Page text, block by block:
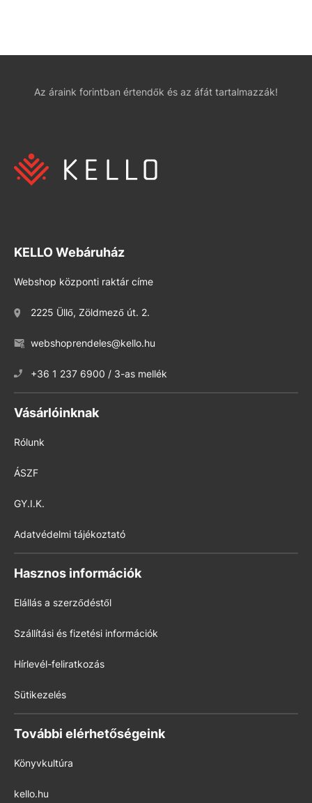
Az áraink forintban értendők és az áfát tartalmazzák!
KELLO Webáruház
Webshop központi raktár címe
2225 Üllő, Zöldmező út. 2.
webshoprendeles@kello.hu
+36 1 237 6900 / 3-as mellék
Vásárlóinknak
Rólunk
ÁSZF
GY.I.K.
Adatvédelmi tájékoztató
Hasznos információk
Elállás a szerződéstől
Szállítási és fizetési információk
Hírlevél-feliratkozás
Sütikezelés
További elérhetőségeink
Könyvkultúra
kello.hu